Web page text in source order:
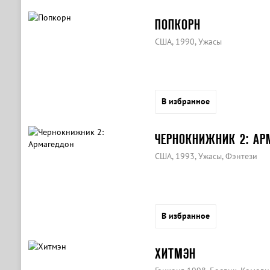
ПОПКОРН
США, 1990, Ужасы
В избранное
ЧЕРНОКНИЖНИК 2:
США, 1993, Ужасы, Фэнтези
В избранное
ХИТМЭН